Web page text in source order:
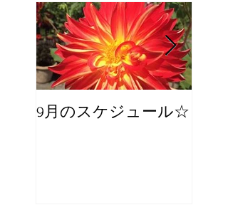
9月のスケジュール☆